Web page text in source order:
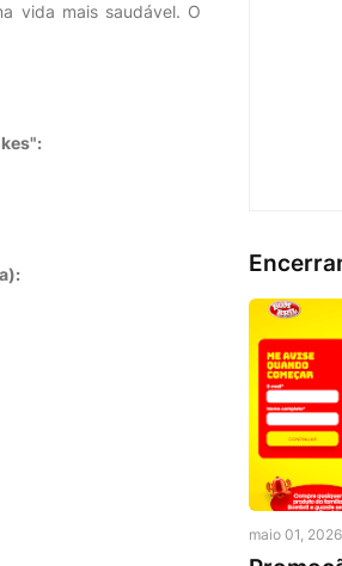
vida mais saudável. O
maio 01, 2026